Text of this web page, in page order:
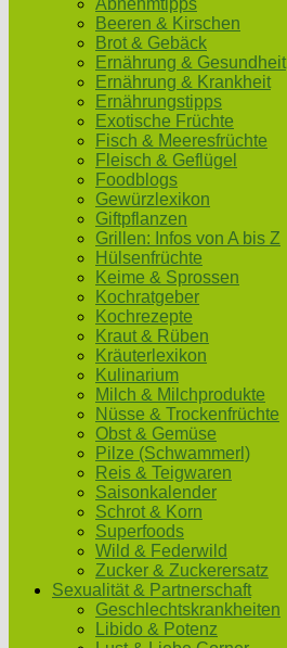
Abnehmtipps
Beeren & Kirschen
Brot & Gebäck
Ernährung & Gesundheit
Ernährung & Krankheit
Ernährungstipps
Exotische Früchte
Fisch & Meeresfrüchte
Fleisch & Geflügel
Foodblogs
Gewürzlexikon
Giftpflanzen
Grillen: Infos von A bis Z
Hülsenfrüchte
Keime & Sprossen
Kochratgeber
Kochrezepte
Kraut & Rüben
Kräuterlexikon
Kulinarium
Milch & Milchprodukte
Nüsse & Trockenfrüchte
Obst & Gemüse
Pilze (Schwammerl)
Reis & Teigwaren
Saisonkalender
Schrot & Korn
Superfoods
Wild & Federwild
Zucker & Zuckerersatz
Sexualität & Partnerschaft
Geschlechtskrankheiten
Libido & Potenz